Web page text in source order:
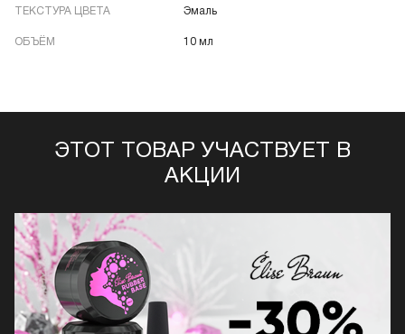
ТЕКСТУРА ЦВЕТА Эмаль
ОБЪЁМ 10 мл
ЭТОТ ТОВАР УЧАСТВУЕТ В
АКЦИИ